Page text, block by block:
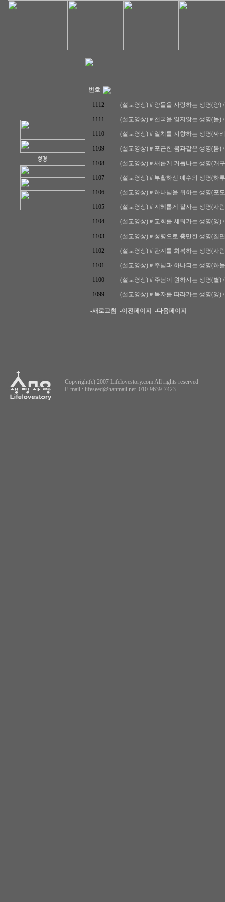
번호
1112 (설교영상) # 양들을 사랑하는 생명(양)
1111 (설교영상) # 천국을 잃지않는 생명(돌)
1110 (설교영상) # 일치를 지향하는 생명(싸
1109 (설교영상) # 포근한 봄과같은 생명(봄)
1108 (설교영상) # 새롭게 거듭나는 생명(개
1107 (설교영상) # 부활하신 예수의 생명(하
1106 (설교영상) # 하나님을 위하는 생명(포
1105 (설교영상) # 지혜롭게 잘사는 생명(사
1104 (설교영상) # 교회를 세워가는 생명(양)
1103 (설교영상) # 성령으로 충만한 생명(칠
1102 (설교영상) # 관계를 회복하는 생명(사
1101 (설교영상) # 주님과 하나되는 생명(하
1100 (설교영상) # 주님이 원하시는 생명(별)
1099 (설교영상) # 목자를 따라가는 생명(양)
-새로고침 -이전페이지 -다음페이지
Copyright(c) 2007 Lifelovestory.com All rights reserved
E-mail : lifeseed@hanmail.net 010-9639-7423